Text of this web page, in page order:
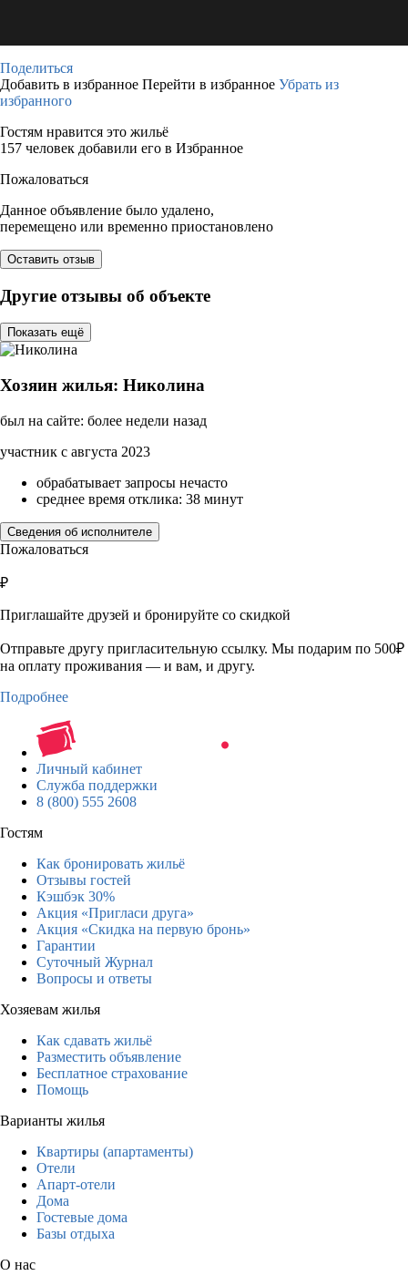
Поделиться
Добавить в избранное Перейти в избранное Убрать из
избранного
Гостям нравится это жильё
157 человек добавили его в Избранное
Пожаловаться
Данное объявление было удалено,
перемещено или временно приостановлено
Оставить отзыв
Другие отзывы об объекте
Показать ещё
Хозяин жилья: Николина
был на сайте: более недели назад
участник с августа 2023
обрабатывает запросы нечасто
среднее время отклика: 38 минут
Сведения об исполнителе
Пожаловаться
₽
Приглашайте друзей и бронируйте со скидкой
Отправьте другу пригласительную ссылку. Мы подарим по 500₽
на оплату проживания — и вам, и другу.
Подробнее
Личный кабинет
Служба поддержки
8 (800) 555 2608
Гостям
Как бронировать жильё
Отзывы гостей
Кэшбэк 30%
Акция «Пригласи друга»
Акция «Скидка на первую бронь»
Гарантии
Суточный Журнал
Вопросы и ответы
Хозяевам жилья
Как сдавать жильё
Разместить объявление
Бесплатное страхование
Помощь
Варианты жилья
Квартиры (апартаменты)
Отели
Апарт-отели
Дома
Гостевые дома
Базы отдыха
О нас